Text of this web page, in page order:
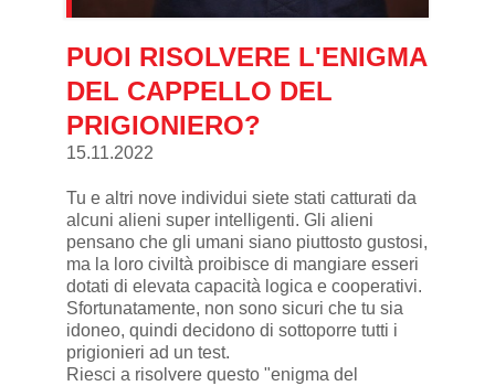
PUOI RISOLVERE L'ENIGMA
DEL CAPPELLO DEL
PRIGIONIERO?
15.11.2022
Tu e altri nove individui siete stati catturati da
alcuni alieni super intelligenti. Gli alieni
pensano che gli umani siano piuttosto gustosi,
ma la loro civiltà proibisce di mangiare esseri
dotati di elevata capacità logica e cooperativi.
Sfortunatamente, non sono sicuri che tu sia
idoneo, quindi decidono di sottoporre tutti i
prigionieri ad un test.
Riesci a risolvere questo "enigma del